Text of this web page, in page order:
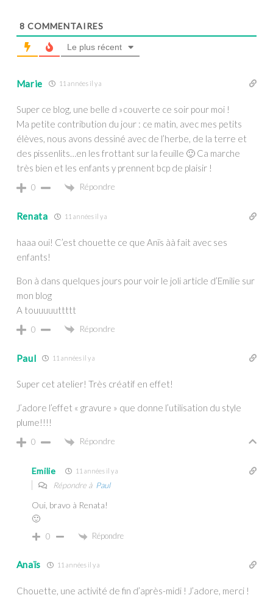
8 COMMENTAIRES
Le plus récent
Marie 11 années il y a
Super ce blog, une belle d »couverte ce soir pour moi !
Ma petite contribution du jour : ce matin, avec mes petits
élèves, nous avons dessiné avec de l’herbe, de la terre et
des pissenlits…en les frottant sur la feuille 🙂 Ca marche
très bien et les enfants y prennent bcp de plaisir !
0 Répondre
Renata 11 années il y a
haaa oui! C’est chouette ce que Anïs àà fait avec ses
enfants!
Bon à dans quelques jours pour voir le joli article d’Emilie sur
mon blog
A touuuuuttttt
0 Répondre
Paul 11 années il y a
Super cet atelier! Très créatif en effet!
J’adore l’effet « gravure » que donne l’utilisation du style
plume!!!!
0 Répondre
Emilie 11 années il y a
Répondre à Paul
Oui, bravo à Renata!
🙂
0 Répondre
Anaïs 11 années il y a
Chouette, une activité de fin d’après-midi ! J’adore, merci !